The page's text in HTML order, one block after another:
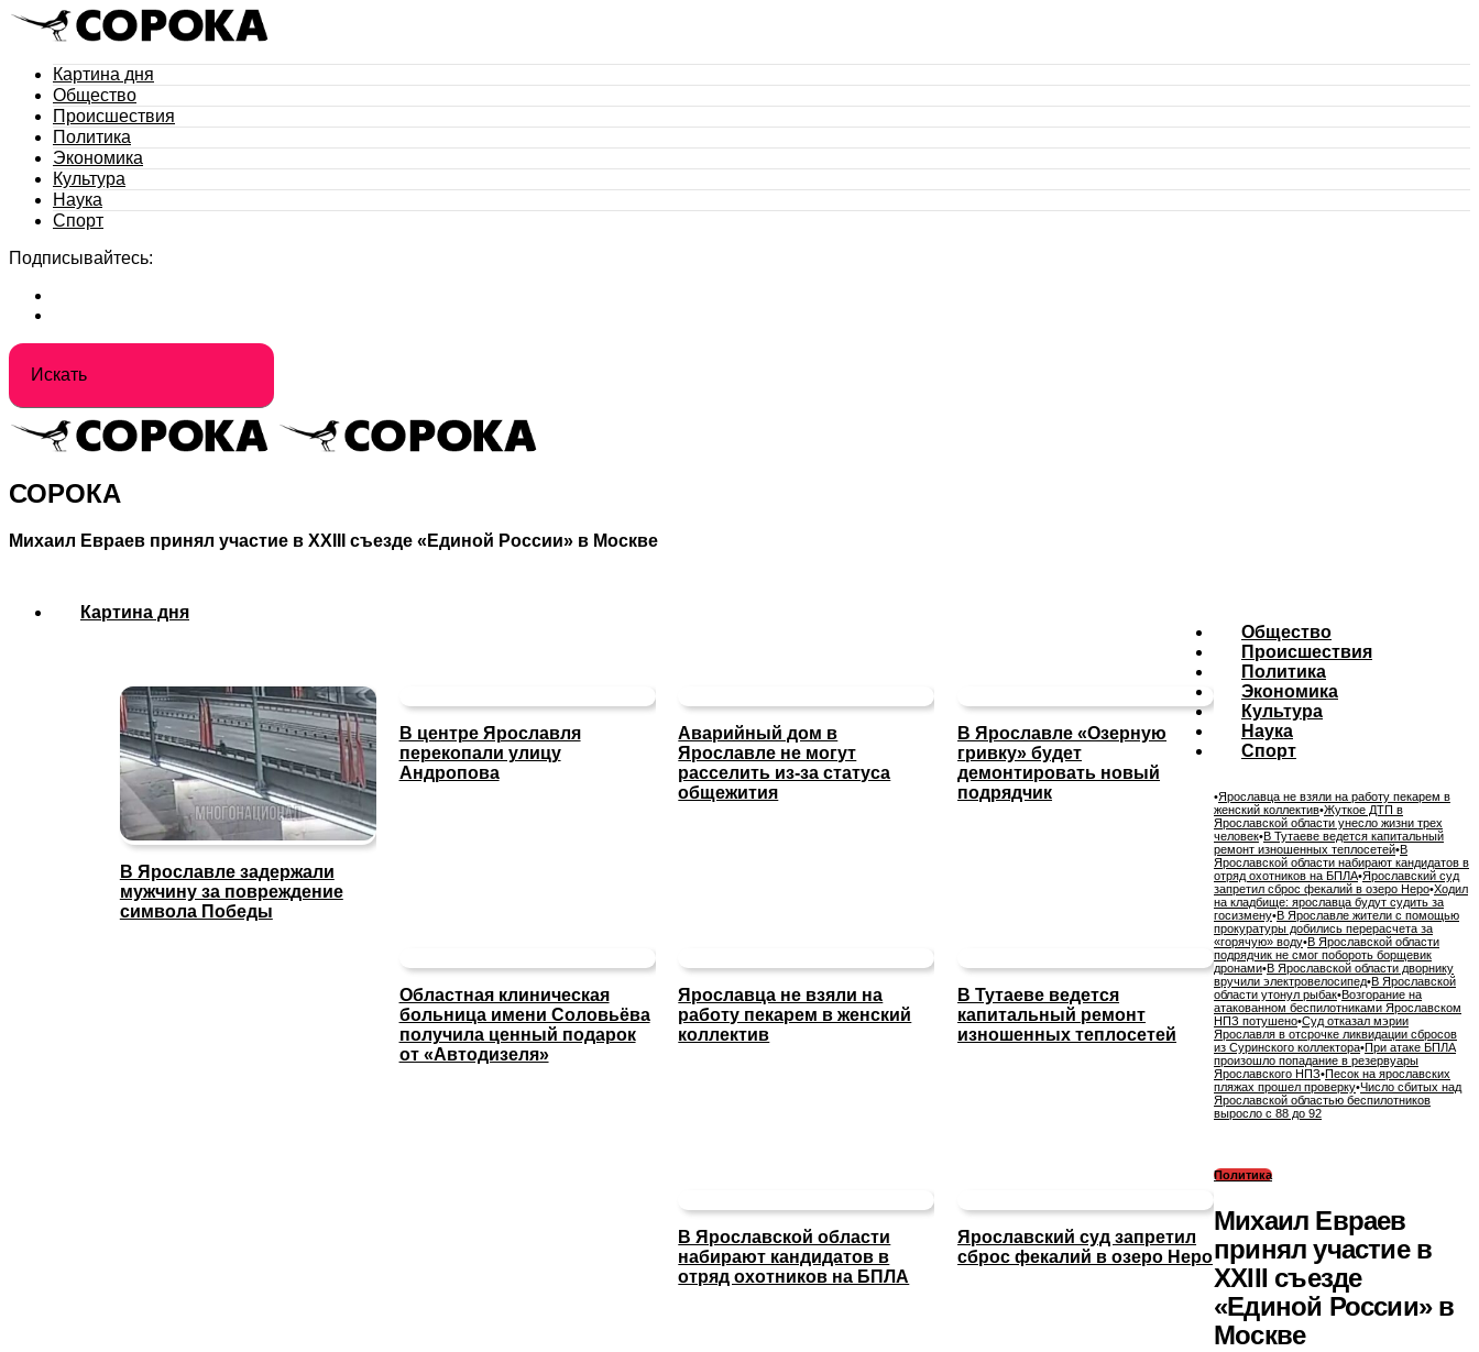
Картина дня
Общество
Происшествия
Политика
Экономика
Культура
Наука
Спорт
Подписывайтесь:
СОРОКА
Михаил Евраев принял участие в XXIII съезде «Единой России» в Москве
Картина дня
В Ярославле задержали
мужчину за повреждение
символа Победы
В центре Ярославля
перекопали улицу
Андропова
Аварийный дом в
Ярославле не могут
расселить из-за статуса
общежития
В Ярославле «Озерную
гривку» будет
демонтировать новый
подрядчик
Областная клиническая
больница имени Соловьёва
получила ценный подарок
от «Автодизеля»
Общество
Ярославца не взяли на
работу пекарем в женский
коллектив
В Тутаеве ведется
капитальный ремонт
изношенных теплосетей
В Ярославской области
набирают кандидатов в
отряд охотников на БПЛА
Ярославский суд запретил
сброс фекалий в озеро Неро
Происшествия
Политика
Экономика
Культура
Наука
Спорт
•Ярославца не взяли на работу пекарем в
женский коллектив•Жуткое ДТП в
Ярославской области унесло жизни трех
человек•В Тутаеве ведется капитальный
ремонт изношенных теплосетей•В
Ярославской области набирают кандидатов в
отряд охотников на БПЛА•Ярославский суд
запретил сброс фекалий в озеро Неро•Ходил
на кладбище: ярославца будут судить за
госизмену•В Ярославле жители с помощью
прокуратуры добились перерасчета за
«горячую» воду•В Ярославской области
подрядчик не смог побороть борщевик
дронами•В Ярославской области дворнику
вручили электровелосипед•В Ярославской
области утонул рыбак•Возгорание на
атакованном беспилотниками Ярославском
НПЗ потушено•Суд отказал мэрии
Ярославля в отсрочке ликвидации сбросов
из Суринского коллектора•При атаке БПЛА
произошло попадание в резервуары
Ярославского НПЗ•Песок на ярославских
пляжах прошел проверку•Число сбитых над
Ярославской областью беспилотников
выросло с 88 до 92
Политика
Михаил Евраев
принял участие в
XXIII съезде
«Единой России» в
Москве